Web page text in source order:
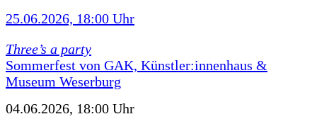
25.06.2026, 18:00 Uhr
Three’s a party
Sommerfest von GAK, Künstler:innenhaus &
Museum Weserburg
04.06.2026, 18:00 Uhr